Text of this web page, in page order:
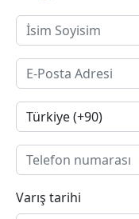
Varış tarihi